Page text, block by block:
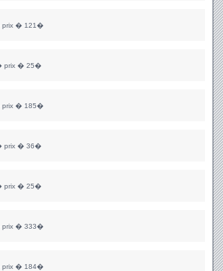
prix � 121�
prix � 25�
prix � 185�
prix � 36�
prix � 25�
prix � 333�
prix � 184�